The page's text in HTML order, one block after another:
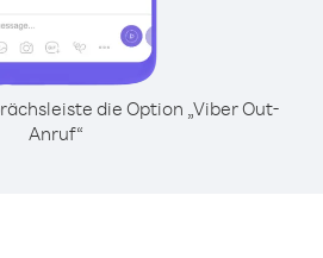
die Option „Viber Out-
Anruf“